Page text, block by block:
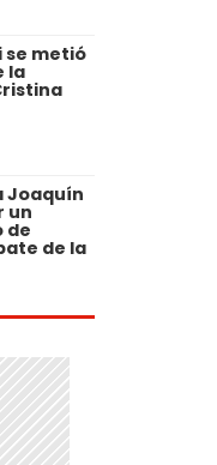
se metió
la
Joaquín
un
de
de la